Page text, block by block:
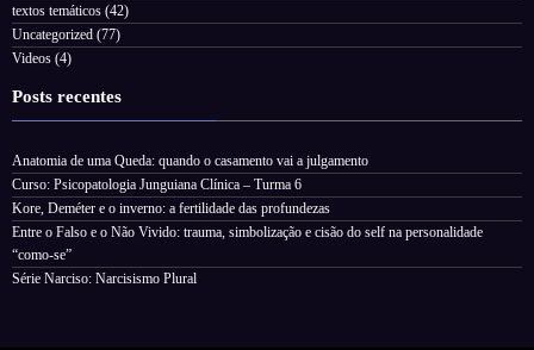
textos temáticos (42)
Uncategorized (77)
Videos (4)
Posts recentes
Anatomia de uma Queda: quando o casamento vai a julgamento
Curso: Psicopatologia Junguiana Clínica – Turma 6
Kore, Deméter e o inverno: a fertilidade das profundezas
Entre o Falso e o Não Vivido: trauma, simbolização e cisão do self na personalidade
“como-se”
Série Narciso: Narcisismo Plural